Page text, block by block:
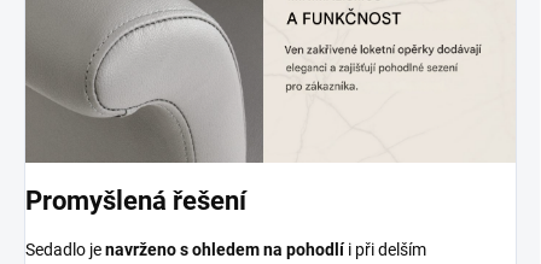
Promyšlená řešení
Sedadlo jenavrženo s ohledem na pohodlí i při delším